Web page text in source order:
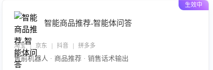
生效中
智能商品推荐-智能体问答
淘宝 | 京东 | 抖音 | 拼多多
售前机器人 · 商品推荐 · 销售话术输出